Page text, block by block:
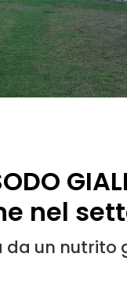
nel
da un nutrito